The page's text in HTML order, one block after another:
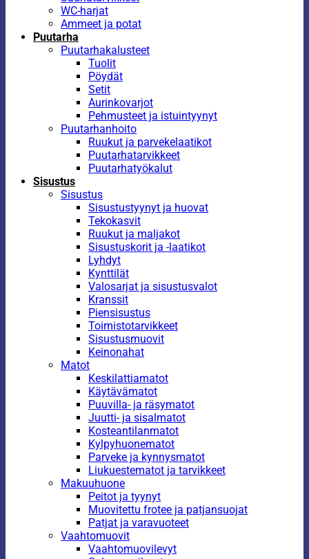
WC-harjat
Ammeet ja potat
Puutarha
Puutarhakalusteet
Tuolit
Pöydät
Setit
Aurinkovarjot
Pehmusteet ja istuintyynyt
Puutarhanhoito
Ruukut ja parvekelaatikot
Puutarhatarvikkeet
Puutarhatyökalut
Sisustus
Sisustus
Sisustustyynyt ja huovat
Tekokasvit
Ruukut ja maljakot
Sisustuskorit ja -laatikot
Lyhdyt
Kynttilät
Valosarjat ja sisustusvalot
Kranssit
Piensisustus
Toimistotarvikkeet
Sisustusmuovit
Keinonahat
Matot
Keskilattiamatot
Käytävämatot
Puuvilla- ja räsymatot
Juutti- ja sisalmatot
Kosteantilanmatot
Kylpyhuonematot
Parveke ja kynnysmatot
Liukuestematot ja tarvikkeet
Makuuhuone
Peitot ja tyynyt
Muovitettu frotee ja patjansuojat
Patjat ja varavuoteet
Vaahtomuovit
Vaahtomuovilevyt